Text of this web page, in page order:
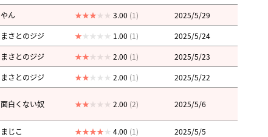
やん 3.00 (1)
2025/5/29
まさとのジジ 1.00 (1)
2025/5/24
まさとのジジ 2.00 (1)
2025/5/23
まさとのジジ 2.00 (1) 2025/5/22
面白くない奴 2.00 (2) 2025/5/6
まじこ 4.00 (1)
2025/5/5